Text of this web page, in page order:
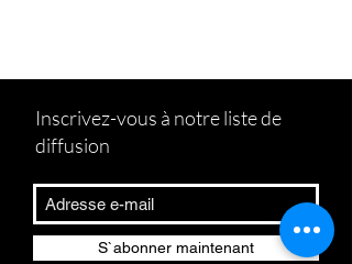
Inscrivez-vous à notre liste de
diffusion
S`abonner maintenant